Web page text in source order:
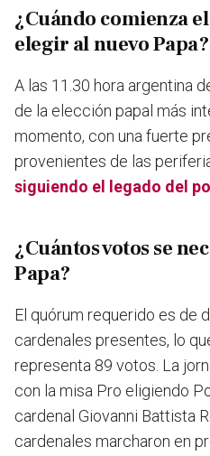
¿Cuándo comienza el
elegir al nuevo Papa?
A las 11.30 hora argentina
de la elección papal más
momento, con una fuerte
provenientes de las
siguiendo el legado del
¿Cuántos votos se
Papa?
El quórum requerido es de
cardenales presentes, lo
representa 89 votos. La
con la misa Pro eligiendo
cardenal Giovanni Battista
cardenales marcharon en